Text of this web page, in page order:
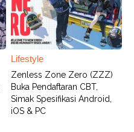
Lifestyle
Zenless Zone Zero (ZZZ)
Buka Pendaftaran CBT,
Simak Spesifikasi Android,
iOS & PC